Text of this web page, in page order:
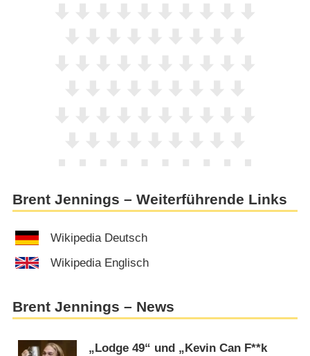
Brent Jennings – Weiterführende Links
Wikipedia Deutsch
Wikipedia Englisch
Brent Jennings – News
„Lodge 49“ und „Kevin Can F**k